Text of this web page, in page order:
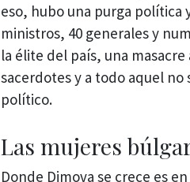
eso, hubo una purga política
ministros, 40 generales y
la élite del país, una
sacerdotes y a todo aquel
político.
Las mujeres
Donde Dimova se crece es